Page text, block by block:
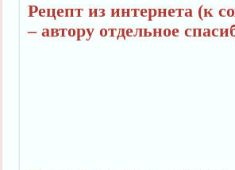
Рецепт из интернета (к
– автору отдельное